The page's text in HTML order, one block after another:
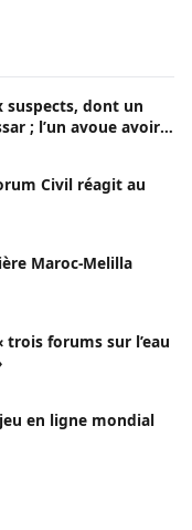
suspects, dont un
; l’un avoue avoir
Civil réagit au
Maroc-Melilla
trois forums sur l’eau
en ligne mondial